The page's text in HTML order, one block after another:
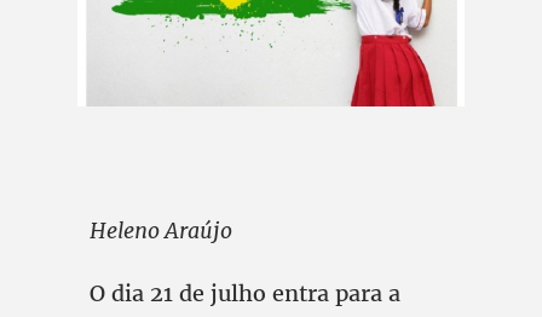
Heleno Araújo
O dia 21 de julho entra para a